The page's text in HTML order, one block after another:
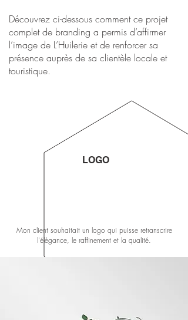
Découvrez ci-dessous comment ce projet
complet de branding a permis d’affirmer
l’image de L’Huilerie et de renforcer sa
présence auprès de sa clientèle locale et
touristique.
LOGO
Mon client souhaitait un logo qui puisse retranscrire
l'élégance, le raffinement et la qualité.